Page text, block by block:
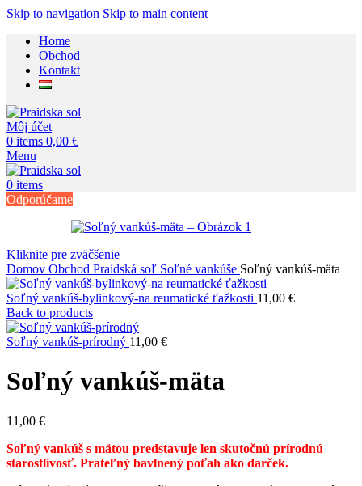
Skip to navigation Skip to main content
Home
Obchod
Kontakt
Môj účet
0 items 0,00 €
Menu
0 items
Odporúčame
Kliknite pre zväčšenie
Domov Obchod Praidská soľ Soľné vankúše Soľný vankúš-mäta
Soľný vankúš-bylinkový-na reumatické ťažkosti 11,00 €
Back to products
Soľný vankúš-prírodný 11,00 €
Soľný vankúš-mäta
11,00 €
Soľný vankúš s mätou predstavuje len skutočnú prírodnú
starostlivosť. Prateľný bavlnený poťah ako darček.